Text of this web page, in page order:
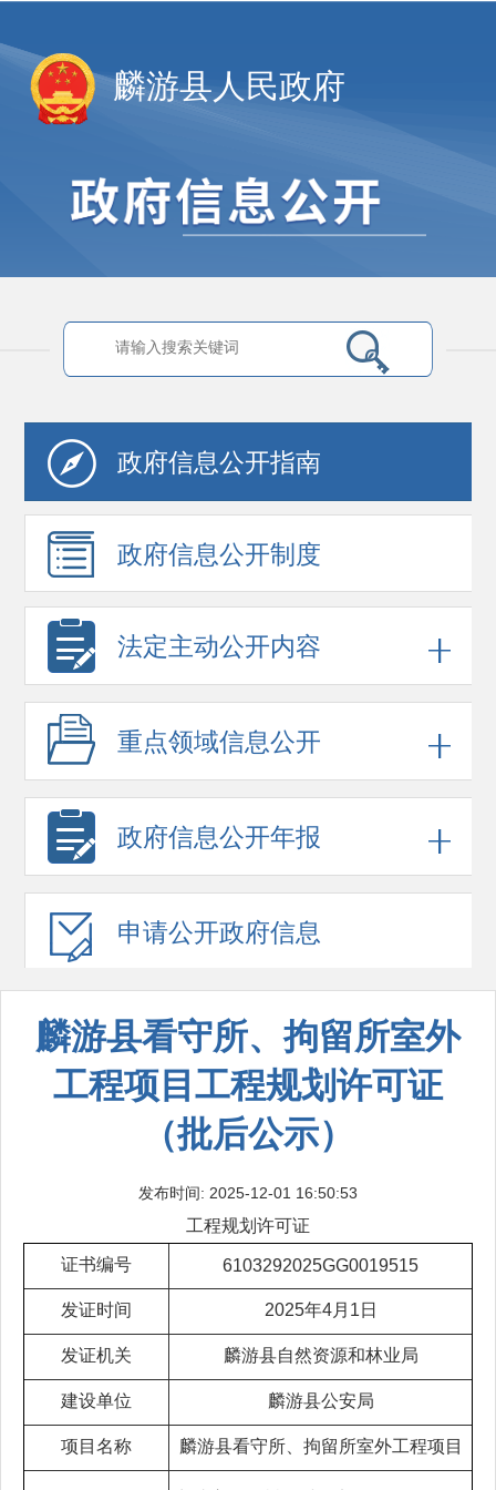
麟游县人民政府
政府信息公开指南
政府信息公开制度
法定主动公开内容
重点领域信息公开
政府信息公开年报
申请公开政府信息
麟游县看守所、拘留所室外
工程项目工程规划许可证
（批后公示）
发布时间: 2025-12-01 16:50:53
工程规划许可证
证书编号 6103292025GG0019515
发证时间 2025年4月1日
发证机关 麟游县自然资源和林业局
建设单位 麟游县公安局
项目名称 麟游县看守所、拘留所室外工程项目